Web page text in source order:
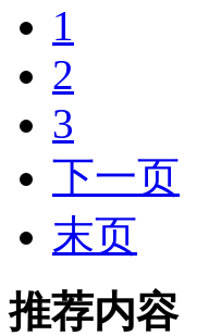
1
2
3
下一页
末页
推荐内容